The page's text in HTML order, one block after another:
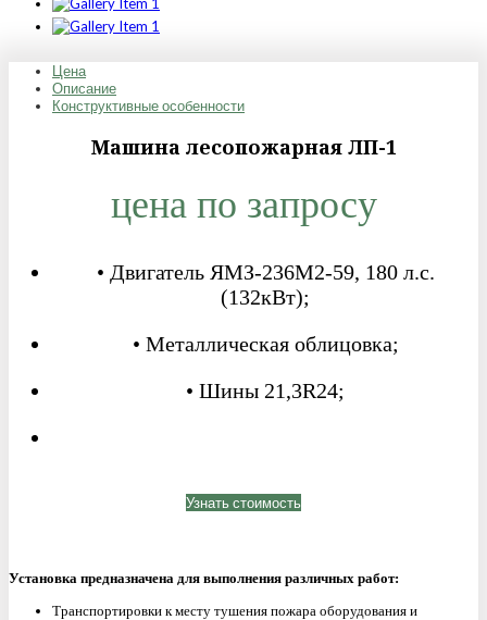
Цена
Описание
Конструктивные особенности
Машина лесопожарная ЛП-1
цена по запросу
• Двигатель ЯМЗ-236М2-59, 180 л.с.
(132кВт);
• Металлическая облицовка;
• Шины 21,3R24;
Узнать стоимость
Установка предназначена для выполнения различных работ:
Транспортировки к месту тушения пожара оборудования и